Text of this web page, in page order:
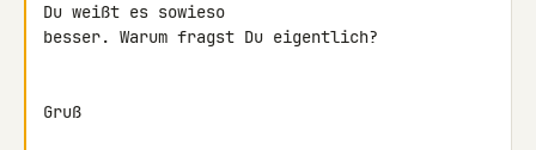
Du weißt es sowieso
besser. Warum fragst Du eigentlich?
Gruß